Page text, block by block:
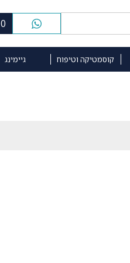
0
קוסמטיקה וטיפוח גיימינג